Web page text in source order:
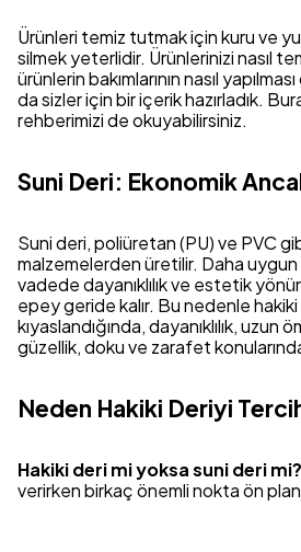
Ürünleri temiz tutmak için kuru ve
silmek yeterlidir. Ürünlerinizi nasıl
ürünlerin bakımlarının nasıl
da sizler için bir içerik hazırladık.
rehberimizi de okuyabilirsiniz.
Suni Deri: Ekonomik
Suni deri, poliüretan (PU) ve PVC
malzemelerden üretilir. Daha uygun
vadede dayanıklılık ve estetik
epey geride kalır. Bu nedenle
kıyaslandığında, dayanıklılık, uzun
güzellik, doku ve zarafet
Neden Hakiki Deriyi
Hakiki deri mi yoksa suni deri mi?
verirken birkaç önemli nokta ön